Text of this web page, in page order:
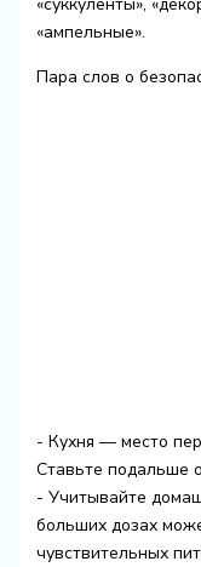
«ампельные».
Пара слов о
- Кухня — место
Ставьте подальше
- Учитывайте
больших дозах
чувствительных